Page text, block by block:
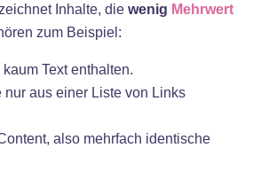
Inhalte, die wenig Mehrwert
zum Beispiel:
Text enthalten.
nur aus einer Liste von Links
also mehrfach identische